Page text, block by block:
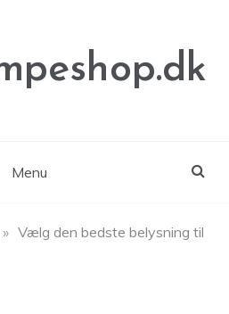
Menu
» Vælg den bedste belysning til